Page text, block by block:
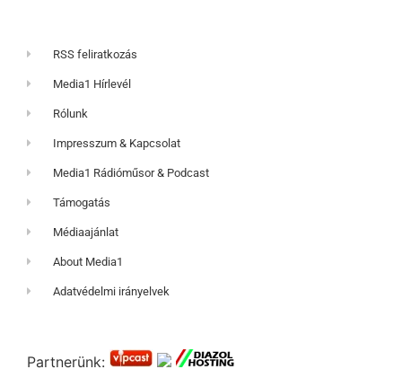
RSS feliratkozás
Media1 Hírlevél
Rólunk
Impresszum & Kapcsolat
Media1 Rádióműsor & Podcast
Támogatás
Médiaajánlat
About Media1
Adatvédelmi irányelvek
Partnerünk: